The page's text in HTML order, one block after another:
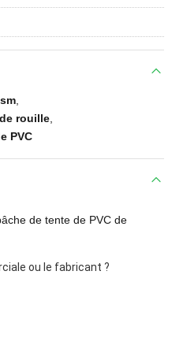
rouille
PVC
de tente de PVC de
ou le fabricant ?